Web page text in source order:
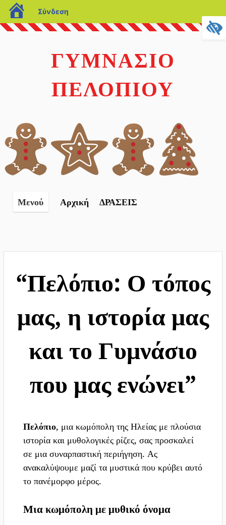
blogs.sch.gr
Σύνδεση
Μετάβαση
ΓΥΜΝΑΣΙΟ
ΠΕΛΟΠΙΟΥ
Μενού Αρχική ΔΡΑΣΕΙΣ
Η Πρέβεζα αναδασώνει το
“Πελόπιο: Ο τόπος
μας, η ιστορία μας
και το Γυμνάσιο
που μας ενώνει”
Πελόπιο, μια κωμόπολη της Ηλείας με πλούσια
ιστορία και μυθολογικές ρίζες, σας προσκαλεί
σε μια συναρπαστική περιήγηση. Ας
ανακαλύψουμε μαζί τα μυστικά που κρύβει αυτό
το πανέμορφο μέρος.
Μια κωμόπολη με μυθικό όνομα